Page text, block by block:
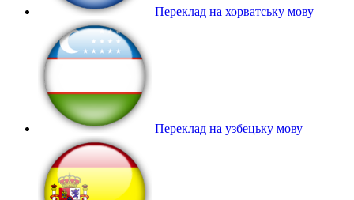
Переклад на хорватську мову
Переклад на узбецьку мову